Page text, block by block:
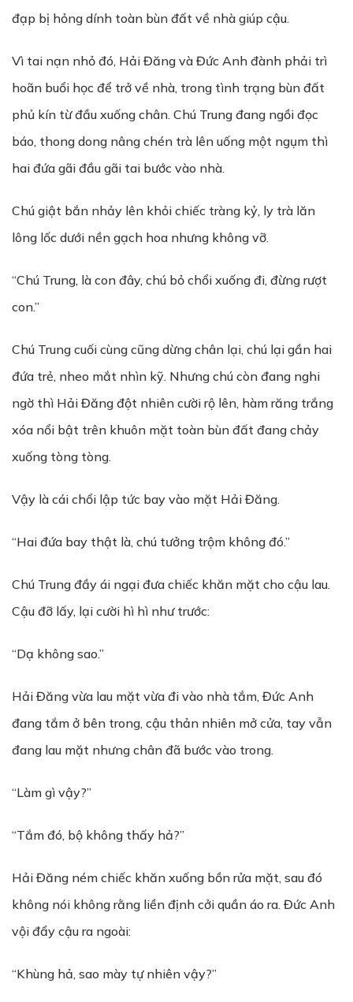
đạp bị hỏng dính toàn bùn đất về nhà giúp cậu.
Vì tai nạn nhỏ đó, Hải Đăng và Đức Anh đành phải trì
hoãn buổi học để trở về nhà, trong tình trạng bùn đất
phủ kín từ đầu xuống chân. Chú Trung đang ngồi đọc
báo, thong dong nâng chén trà lên uống một ngụm thì
hai đứa gãi đầu gãi tai bước vào nhà.
Chú giật bắn nhảy lên khỏi chiếc tràng kỷ, ly trà lăn
lông lốc dưới nền gạch hoa nhưng không vỡ.
“Chú Trung, là con đây, chú bỏ chổi xuống đi, đừng rượt
con.”
Chú Trung cuối cùng cũng dừng chân lại, chú lại gần hai
đứa trẻ, nheo mắt nhìn kỹ. Nhưng chú còn đang nghi
ngờ thì Hải Đăng đột nhiên cười rộ lên, hàm răng trắng
xóa nổi bật trên khuôn mặt toàn bùn đất đang chảy
xuống tòng tòng.
Vậy là cái chổi lập tức bay vào mặt Hải Đăng.
“Hai đứa bay thật là, chú tưởng trộm không đó.”
Chú Trung đầy ái ngại đưa chiếc khăn mặt cho cậu lau.
Cậu đỡ lấy, lại cười hì hì như trước:
“Dạ không sao.”
Hải Đăng vừa lau mặt vừa đi vào nhà tắm, Đức Anh
đang tắm ở bên trong, cậu thản nhiên mở cửa, tay vẫn
đang lau mặt nhưng chân đã bước vào trong.
“Làm gì vậy?”
“Tắm đó, bộ không thấy hả?”
Hải Đăng ném chiếc khăn xuống bồn rửa mặt, sau đó
không nói không rằng liền định cởi quần áo ra. Đức Anh
vội đẩy cậu ra ngoài:
“Khùng hả, sao mày tự nhiên vậy?”